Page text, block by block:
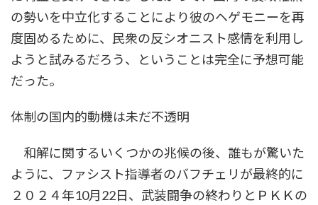
の勢いを中立化することにより彼のヘゲモニーを再
度固めるために、民衆の反シオニスト感情を利用し
ようと試みるだろう、ということは完全に予想可能
だった。
体制の国内的動機は未だ不透明
和解に関するいくつかの兆候の後、誰もが驚いた
ように、ファシスト指導者のバフチェリが最終的に
２０２４年10月22日、武装闘争の終わりとＰＫＫの